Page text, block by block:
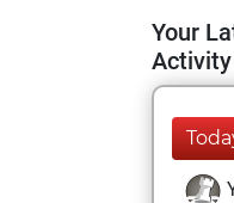
Your
Activity